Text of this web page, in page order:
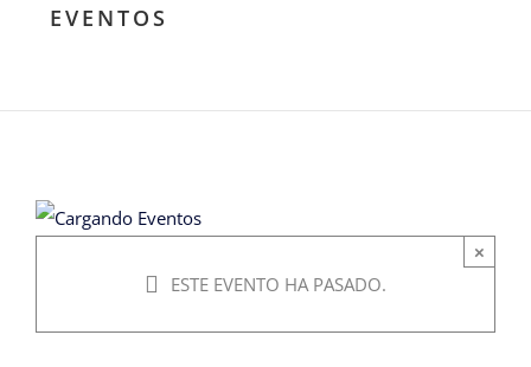
EVENTOS
×
ESTE EVENTO HA PASADO.
junio
2024
pm-
pm